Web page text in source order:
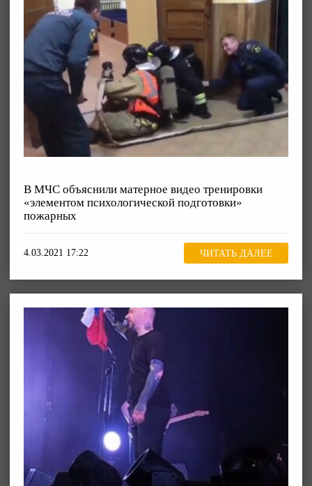
В МЧС объяснили матерное видео тренировки
«элементом психологической подготовки»
пожарных
4.03.2021 17:22 ЧИТАТЬ ДАЛЕЕ